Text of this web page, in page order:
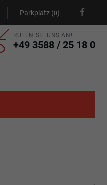
Parkplatz (0)
RUFEN SIE UNS AN!
+49 3588 / 25 18 0